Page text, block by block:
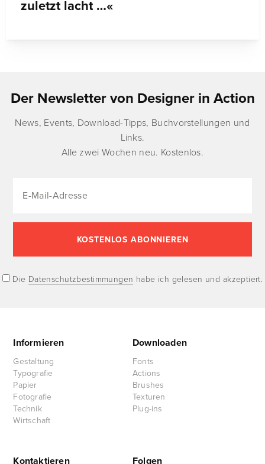
zuletzt lacht …«
Der Newsletter von Designer in Action
News, Events, Download-Tipps, Buchvorstellungen und
Links.
Alle zwei Wochen neu. Kostenlos.
Die Datenschutzbestimmungen habe ich gelesen und akzeptiert.
Informieren
Gestaltung
Typografie
Papier
Fotografie
Technik
Wirtschaft
Downloaden
Fonts
Actions
Brushes
Texturen
Plug-ins
Kontaktieren Folgen